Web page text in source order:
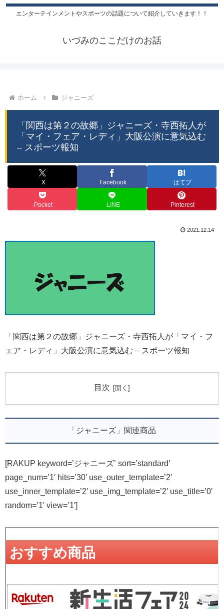
エンターテインメントやスポーツの話題について紹介していきます！！
いづみのここだけのお話
ホーム ジャニーズ
「関西は第２の故郷」ジャニーズ・寺西拓人が
「マイ・フェア・レディ」大阪公演に意気込む
– スポーツ報知
X Facebook はてブ
Pocket LINE Pinterest
2021.12.14
「関西は第２の故郷」ジャニーズ・寺西拓人が「マイ・フ
ェア・レディ」大阪公演に意気込む – スポーツ報知
目次
「ジャニーズ」関連商品
[RAKUP keyword=’ジャニーズ’ sort=’standard’
page_num=’1′ hits=’30’ use_outer_template=’2′
use_inner_template=’2′ use_img_template=’2′ use_title=’0′
random=’1′ view=’1′]